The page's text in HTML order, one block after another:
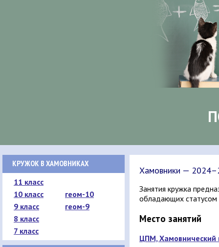
КРУЖОК В ХАМОВНИКАХ
11 класс
10 класс
геом-10
9 класс
геом-9
8 класс
7 класс
Хамовники —
Занятия кружка
обладающих статусом
Место занятий
ЦПМ, Хамовнический